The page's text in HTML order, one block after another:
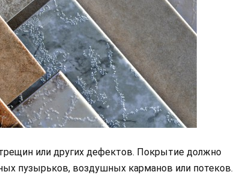
или других дефектов. Покрытие должно
пузырьков, воздушных карманов или потеков.